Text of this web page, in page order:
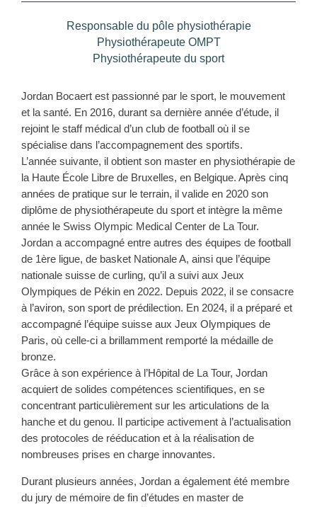
Responsable du pôle physiothérapie
Physiothérapeute OMPT
Physiothérapeute du sport
Jordan Bocaert est passionné par le sport, le mouvement
et la santé. En 2016, durant sa dernière année d’étude, il
rejoint le staff médical d’un club de football où il se
spécialise dans l’accompagnement des sportifs.
L’année suivante, il obtient son master en physiothérapie de
la Haute École Libre de Bruxelles, en Belgique. Après cinq
années de pratique sur le terrain, il valide en 2020 son
diplôme de physiothérapeute du sport et intègre la même
année le Swiss Olympic Medical Center de La Tour.
Jordan a accompagné entre autres des équipes de football
de 1ère ligue, de basket Nationale A, ainsi que l’équipe
nationale suisse de curling, qu’il a suivi aux Jeux
Olympiques de Pékin en 2022. Depuis 2022, il se consacre
à l’aviron, son sport de prédilection. En 2024, il a préparé et
accompagné l’équipe suisse aux Jeux Olympiques de
Paris, où celle-ci a brillamment remporté la médaille de
bronze.
Grâce à son expérience à l’Hôpital de La Tour, Jordan
acquiert de solides compétences scientifiques, en se
concentrant particulièrement sur les articulations de la
hanche et du genou. Il participe activement à l’actualisation
des protocoles de rééducation et à la réalisation de
nombreuses prises en charge innovantes.
Durant plusieurs années, Jordan a également été membre
du jury de mémoire de fin d’études en master de